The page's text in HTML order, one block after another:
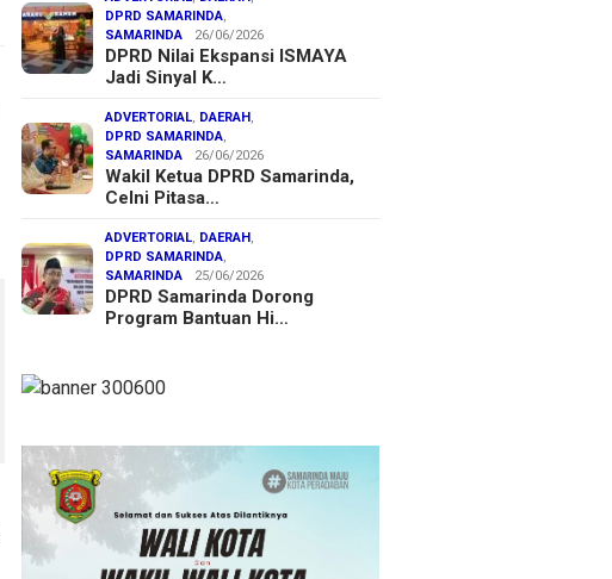
DPRD SAMARINDA,
SAMARINDA
26/06/2026
DPRD Nilai Ekspansi ISMAYA
Jadi Sinyal K…
ADVERTORIAL, DAERAH ,
DPRD SAMARINDA,
SAMARINDA
26/06/2026
Wakil Ketua DPRD Samarinda,
Celni Pitasa…
ADVERTORIAL, DAERAH ,
DPRD SAMARINDA,
SAMARINDA
25/06/2026
DPRD Samarinda Dorong
Program Bantuan Hi…